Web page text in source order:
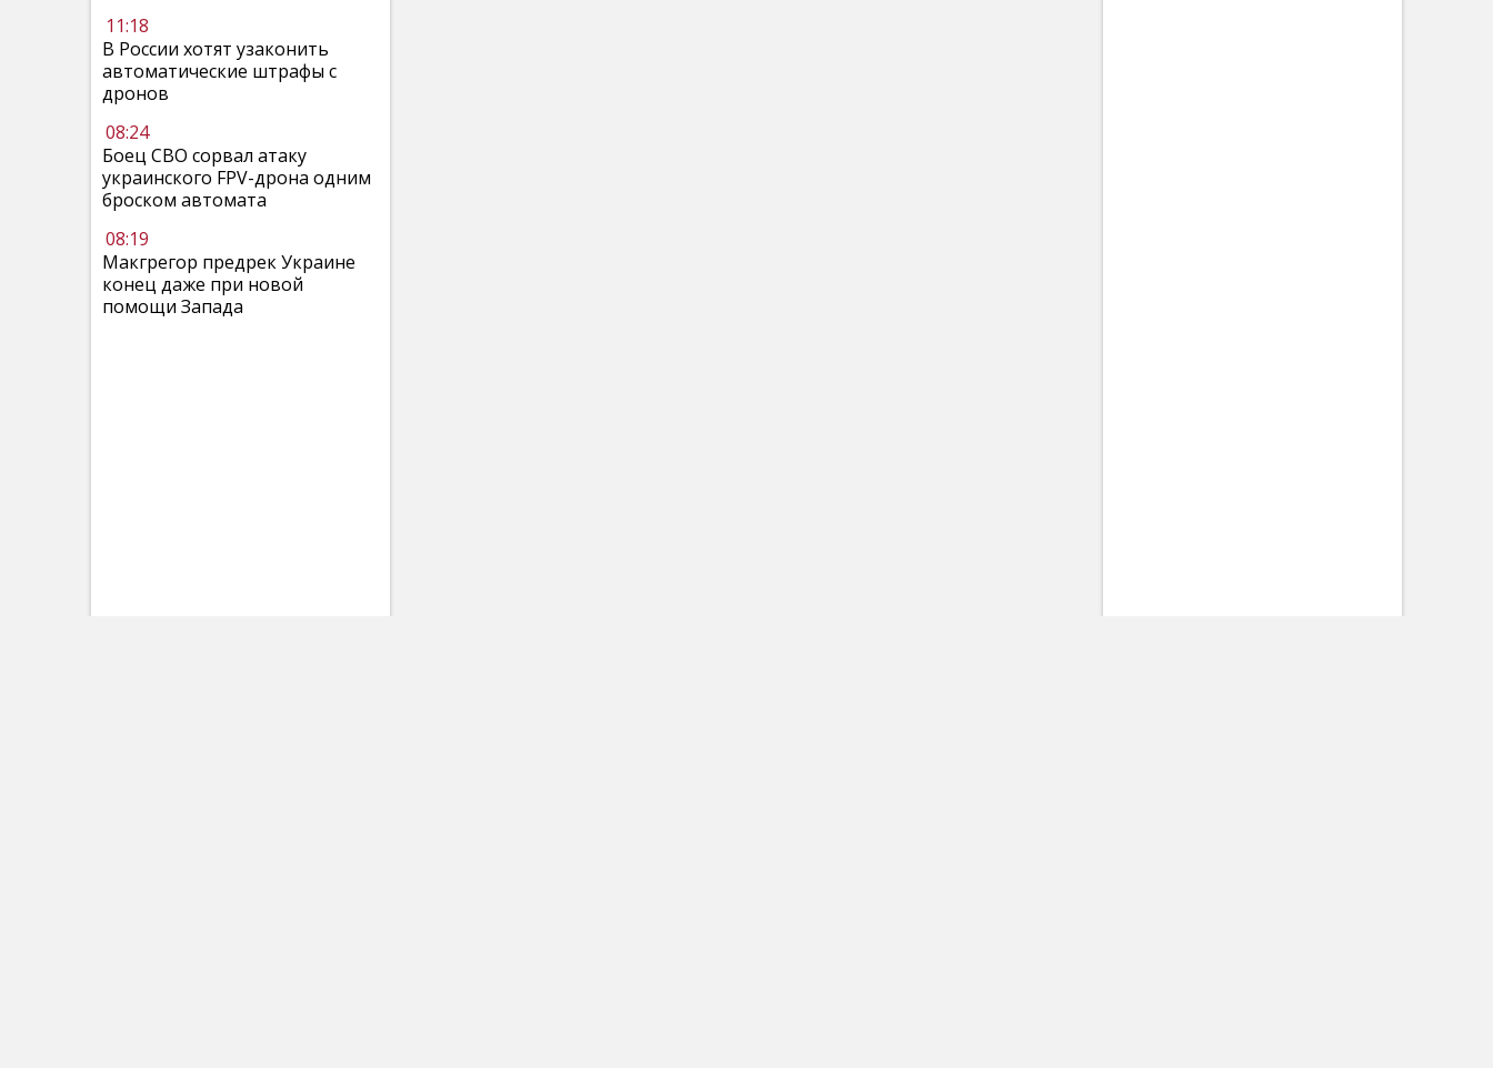
11:18
В России хотят узаконить
автоматические штрафы с
дронов
08:24
Боец СВО сорвал атаку
украинского FPV-дрона одним
броском автомата
08:19
Макгрегор предрек Украине
конец даже при новой
помощи Запада